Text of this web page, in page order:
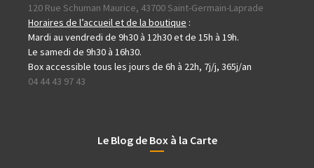
120 Rue Schuman Maurice, 43700 Saint-Germain-Laprade
Horaires de l’accueil et de la boutique :
Mardi au vendredi de 9h30 à 12h30 et de 15h à 19h.
Le samedi de 9h30 à 16h30.
Box accessible tous les jours de 6h à 22h, 7j/j, 365j/an
04 44 43 97 43
Le Blog de Box à la Carte